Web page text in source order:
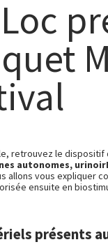
retrouvez le dispositif
autonomes,
allons vous expliquer
ensuite en
présents